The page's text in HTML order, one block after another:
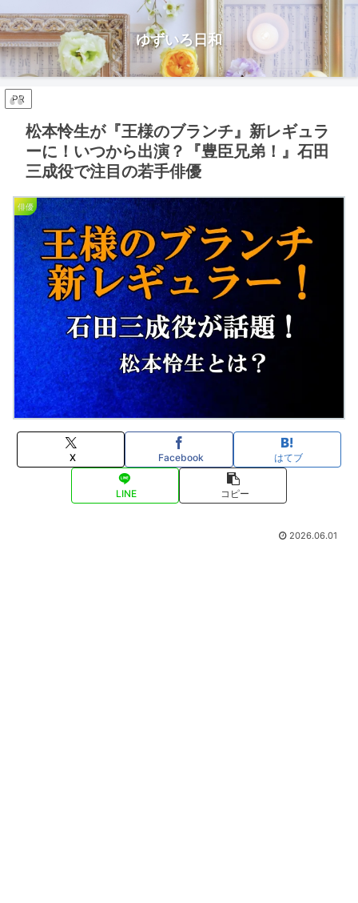
ゆずいろ日和
PR
松本怜生が『王様のブランチ』新レギュラ
ーに！いつから出演？『豊臣兄弟！』石田
三成役で注目の若手俳優
俳優
X Facebook はてブ
LINE コピー
2026.06.01